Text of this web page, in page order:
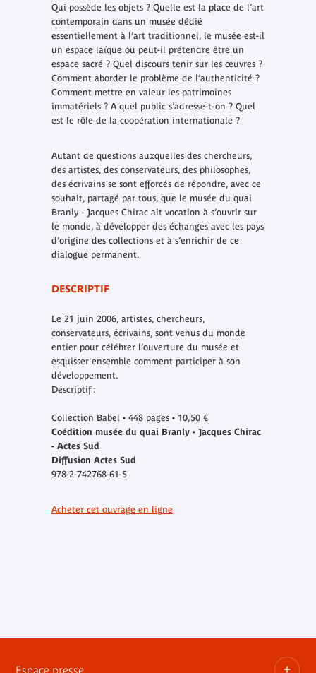
Qui possède les objets ? Quelle est la place de l’art
contemporain dans un musée dédié
essentiellement à l’art traditionnel, le musée est-il
un espace laïque ou peut-il prétendre être un
espace sacré ? Quel discours tenir sur les œuvres ?
Comment aborder le problème de l’authenticité ?
Comment mettre en valeur les patrimoines
immatériels ? A quel public s’adresse-t-on ? Quel
est le rôle de la coopération internationale ?
Autant de questions auxquelles des chercheurs,
des artistes, des conservateurs, des philosophes,
des écrivains se sont efforcés de répondre, avec ce
souhait, partagé par tous, que le musée du quai
Branly - Jacques Chirac ait vocation à s’ouvrir sur
le monde, à développer des échanges avec les pays
d’origine des collections et à s’enrichir de ce
dialogue permanent.
DESCRIPTIF
Le 21 juin 2006, artistes, chercheurs,
conservateurs, écrivains, sont venus du monde
entier pour célébrer l’ouverture du musée et
esquisser ensemble comment participer à son
développement.
Descriptif :
Collection Babel • 448 pages • 10,50 €
Coédition musée du quai Branly - Jacques Chirac
- Actes Sud
Diffusion Actes Sud
978-2-742768-61-5
Acheter cet ouvrage en ligne